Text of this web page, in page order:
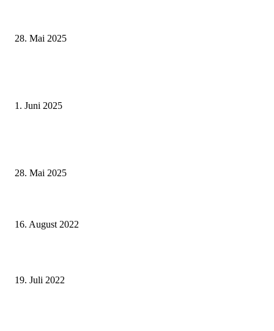
28. Mai 2025
1. Juni 2025
28. Mai 2025
16. August 2022
19. Juli 2022